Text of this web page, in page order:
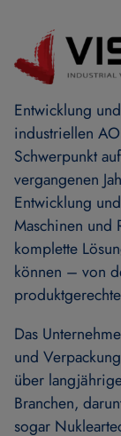
Entwicklung
industriellen
Schwerpunkt
vergangenen
Entwicklung
Maschinen und
komplette
können – von
Das
und
über
Branchen,
sogar